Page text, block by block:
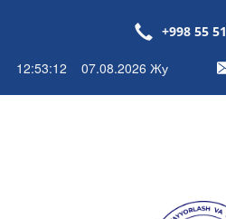
+998 55
12:53:12 07.08.2026 Жу